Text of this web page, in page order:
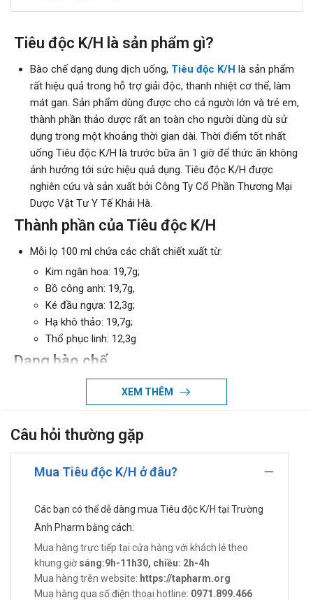
Tiêu độc K/H là sản phẩm gì?
Bào chế dạng dung dịch uống, Tiêu độc K/H là sản phẩm
rất hiệu quả trong hỗ trợ giải độc, thanh nhiệt cơ thể, làm
mát gan. Sản phẩm dùng được cho cả người lớn và trẻ em,
thành phần thảo dược rất an toàn cho người dùng dù sử
dụng trong một khoảng thời gian dài. Thời điểm tốt nhất
uống Tiêu độc K/H là trước bữa ăn 1 giờ để thức ăn không
ảnh hưởng tới sức hiệu quả dụng. Tiêu độc K/H được
nghiên cứu và sản xuất bởi Công Ty Cổ Phần Thương Mại
Dược Vật Tư Y Tế Khải Hà.
Thành phần của Tiêu độc K/H
Mỗi lọ 100 ml chứa các chất chiết xuất từ:
Kim ngân hoa: 19,7g;
Bồ công anh: 19,7g,
Ké đầu ngựa: 12,3g;
Hạ khô thảo: 19,7g;
Thổ phục linh: 12,3g
Dạng bào chế
Mày đay là gì?
Mày đay là hiện tượng phát ban da, là tình trạng phản ứng
của mao mạch trên da do nhiều yếu tố khác nhau, gây phù
cấp tính hoặc mạn tính ở trung bì. Có khoảng 20% dân số
của chuỗi phản ứng phức tạp giải phóng histamin và các
hóa chất trung gian gây viêm.
Công dụng - Chỉ định của Tiêu độc K/H
Công dụng:
Thanh nhiệt, mát gan, giải độc, tiêu viêm, tán kết.
XEM THÊM
Câu hỏi thường gặp
Mua Tiêu độc K/H ở đâu?
Các bạn có thể dễ dàng mua Tiêu độc K/H tại Trường
Anh Pharm bằng cách:
Mua hàng trực tiếp tại cửa hàng với khách lẻ theo
khung giờsáng:9h-11h30, chiều: 2h-4h
Mua hàng trên website: https://tapharm.org
Mua hàng qua số điện thoại hotline: 0971.899.466